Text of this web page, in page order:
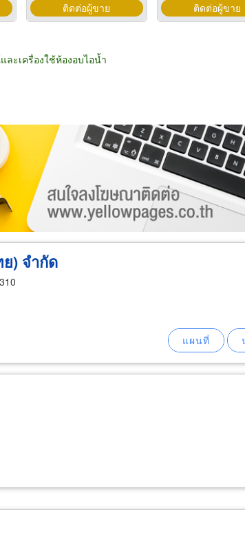
ติดต่อผู้ขาย ติดต่อผู้ขาย
ะเครื่องใช้ห้องอบไอน้ำ
น่าย ผู้ส่งออก/นำเข้า ธุรกิจบริการ
) จำกัด